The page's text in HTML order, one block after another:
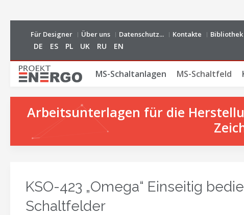
Für Designer Über uns Datenschutz... Kontakte Bibliothek
DE ES PL UK RU EN
MS-Schaltanlagen MS-Schaltfeld
Arbeitsunterlagen für die
KSO-423 „Omega“ Einseitig
Schaltfelder